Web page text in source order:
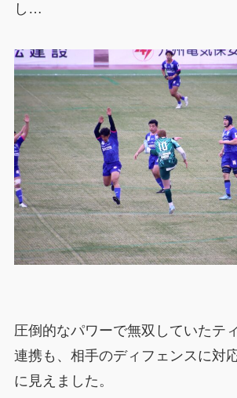
し…
圧倒的なパワーで無双していたテ
連携も、相手のディフェンスに対
に見えました。